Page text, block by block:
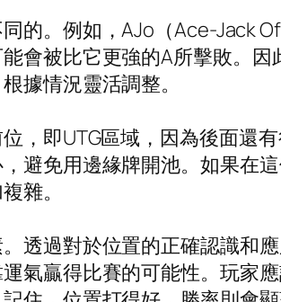
的。例如，AJo（Ace-Jack
會被比它更強的A所擊敗。
據情況靈活調整。
，即UTG區域，因為後面還
避免用邊緣牌開池。如果在
雜。
透過對於位置的正確認識和
氣贏得比賽的可能性。玩家